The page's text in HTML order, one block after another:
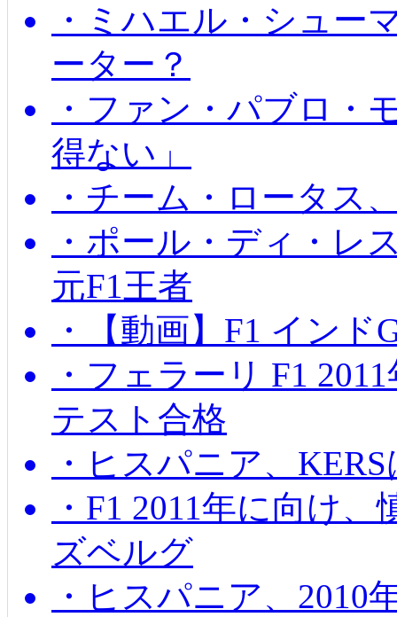
・ミハエル・シュー
ーター？
・ファン・パブロ・
得ない」
・チーム・ロータス
・ポール・ディ・レ
元F1王者
・【動画】F1 イン
・フェラーリ F1
テスト合格
・ヒスパニア、
・F1 2011年に向け
ズベルグ
・ヒスパニア、2010